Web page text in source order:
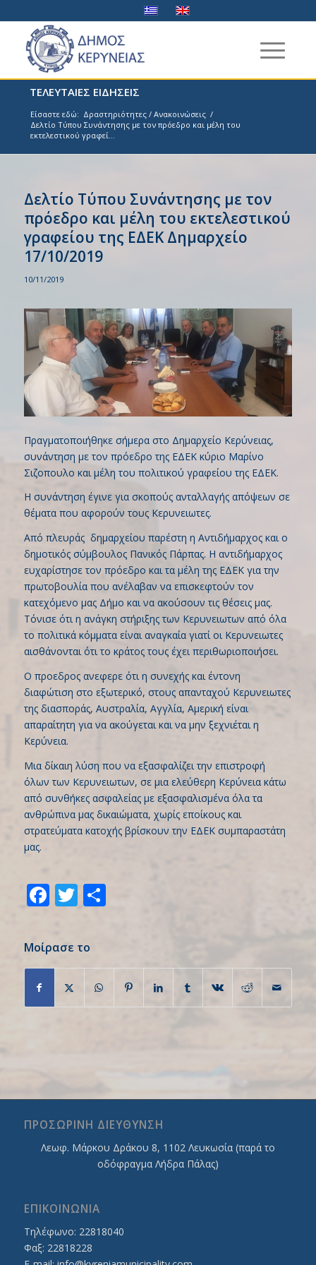
ΤΕΛΕΥΤΑΙΕΣ ΕΙΔΗΣΕΙΣ
Είσαστε εδώ: Δραστηριότητες / Ανακοινώσεις /
Δελτίο Τύπου Συνάντησης με τον πρόεδρο και μέλη του
εκτελεστικού γραφεί...
Δελτίο Τύπου Συνάντησης με τον
πρόεδρο και μέλη του εκτελεστικού
γραφείου της ΕΔΕΚ Δημαρχείο
17/10/2019
10/11/2019
Πραγματοποιήθηκε σήμερα στο Δημαρχείο Κερύνειας,
συνάντηση με τον πρόεδρο της ΕΔΕΚ κύριο Μαρίνο
Σιζοπουλο και μέλη του πολιτικού γραφείου της ΕΔΕΚ.
Η συνάντηση έγινε για σκοπούς ανταλλαγής απόψεων σε
θέματα που αφορούν τους Κερυνειωτες.
Από πλευράς δημαρχείου παρέστη η Αντιδήμαρχος και ο
δημοτικός σύμβουλος Πανικός Πάρπας. Η αντιδήμαρχος
ευχαρίστησε τον πρόεδρο και τα μέλη της ΕΔΕΚ για την
πρωτοβουλία που ανέλαβαν να επισκεφτούν τον
κατεχόμενο μας Δήμο και να ακούσουν τις θέσεις μας.
Τόνισε ότι η ανάγκη στήριξης των Κερυνειωτων από όλα
το πολιτικά κόμματα είναι αναγκαία γιατί οι Κερυνειωτες
αισθάνονται ότι το κράτος τους έχει περιθωριοποιήσει.
Ο προεδρος ανεφερε ότι η συνεχής και έντονη
διαφώτιση στο εξωτερικό, στους απανταχού Κερυνειωτες
της διασποράς, Αυστραλία, Αγγλία, Αμερική είναι
απαραίτητη για να ακούγεται και να μην ξεχνιέται η
Κερύνεια.
Μια δίκαιη λύση που να εξασφαλίζει την επιστροφή
όλων των Κερυνειωτων, σε μια ελεύθερη Κερύνεια κάτω
από συνθήκες ασφαλείας με εξασφαλισμένα όλα τα
ανθρώπινα μας δικαιώματα, χωρίς εποίκους και
στρατεύματα κατοχής βρίσκουν την ΕΔΕΚ συμπαραστάτη
μας.
Facebook
Twitter
Share
Μοίρασε το
ΠΡΟΣΩΡΙΝΗ ΔΙΕΥΘΥΝΣΗ
Λεωφ. Mάρκου Δράκου 8, 1102 Λευκωσία (παρά το
οδόφραγμα Λήδρα Πάλας)
ΕΠΙΚΟΙΝΩΝΙΑ
Τηλέφωνο: 22818040
Φαξ: 22818228